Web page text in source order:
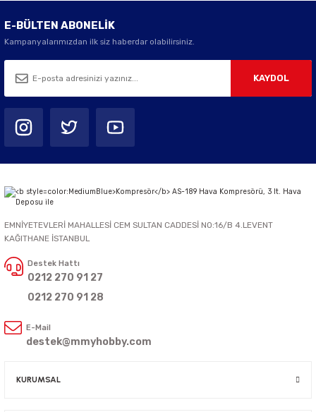
E-BÜLTEN ABONELİK
Kampanyalarımızdan ilk siz haberdar olabilirsiniz.
KAYDOL
EMNİYETEVLERİ MAHALLESİ CEM SULTAN CADDESİ NO:16/B 4.LEVENT
KAĞITHANE İSTANBUL
Destek Hattı
0212 270 91 27
0212 270 91 28
E-Mail
destek@mmyhobby.com
KURUMSAL